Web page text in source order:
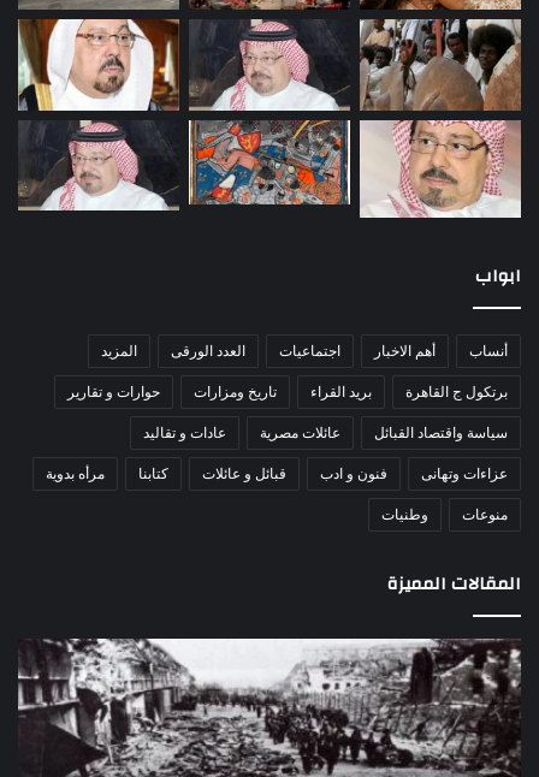
ابواب
أنساب أهم الاخبار اجتماعيات العدد الورقى المزيد
برتكول ج القاهرة بريد القراء تاريخ ومزارات حوارات و تقارير
سياسة واقتصاد القبائل عائلات مصرية عادات و تقاليد
عزاءات وتهانى فنون و ادب قبائل و عائلات كتابنا مرأه بدوية
منوعات وطنيات
المقالات المميزة
مذبحة
اللد..
القصة
الكاملة
لإحدى